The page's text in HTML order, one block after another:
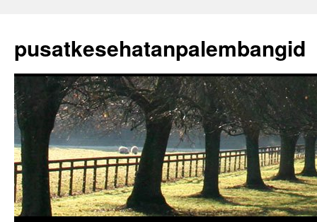
content
pusatkesehatanpalembangid